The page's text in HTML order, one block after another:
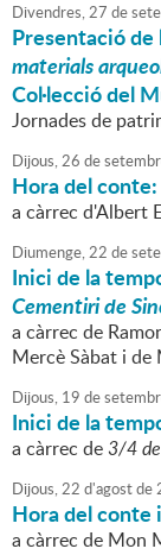
Divendres,27 de
Presentació
materials
Col·lecció del
Jornades de
Dijous,26 de
Hora del conte:
a càrrec d'Albert
Diumenge,22 de
Inici de la
Cementiri de
a càrrec de
Mercè Sàbat i de
Dijous, 19 de
Inici de la
a càrrec de3/4
Dijous,22 d'agostde
Hora del
a càrrec de Mon